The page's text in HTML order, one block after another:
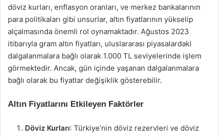
döviz kurları, enflasyon oranları, ve merkez bankalarının
para politikaları gibi unsurlar, altın fiyatlarının yükselip
alçalmasında önemli rol oynamaktadır. Ağustos 2023
itibarıyla gram altın fiyatları, uluslararası piyasalardaki
dalgalanmalara bağlı olarak 1.000 TL seviyelerinde işlem
görmektedir. Ancak, gün içinde yaşanan dalgalanmalara
bağlı olarak bu fiyatlar değişiklik gösterebilir.
Altın Fiyatlarını Etkileyen Faktörler
Döviz Kurları: Türkiye’nin döviz rezervleri ve döviz